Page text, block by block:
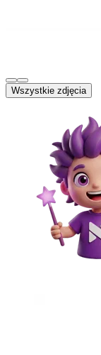
Wszystkie zdjęcia